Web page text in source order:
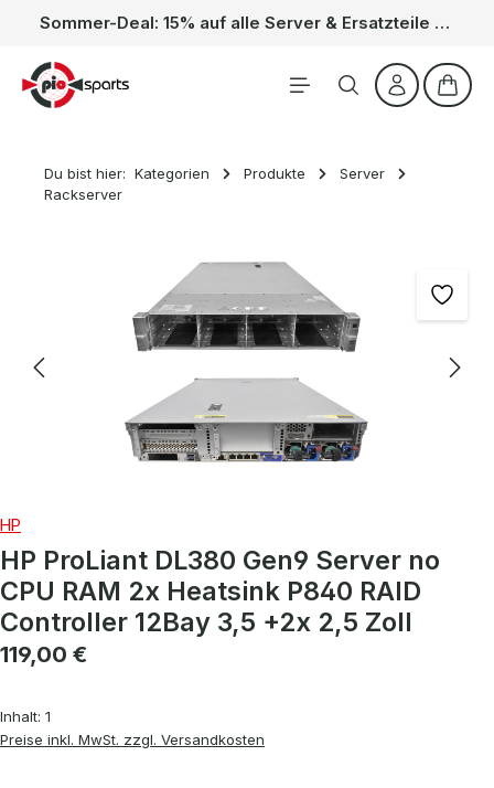
Zum Hauptinhalt springen Sommer-Deal: 15% auf alle Server & Ersatzteile – Kein Code nötig, der Rabatt wird automatisch im Warenkorb abgezogen. Gültig vom 01.06. bis 31.08.
Du bist hier: Kategorien Produkte
Server
Rackserver
HP
HP ProLiant DL380 Gen9 Server no
CPU RAM 2x Heatsink P840 RAID
Controller 12Bay 3,5 +2x 2,5 Zoll
Regulärer Preis:
119,00 €
Inhalt: 1
Preise inkl. MwSt. zzgl. Versandkosten